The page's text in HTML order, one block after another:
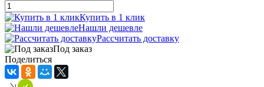
Купить в 1 клик
Нашли дешевле
Рассчитать доставку
Под заказ
Поделиться